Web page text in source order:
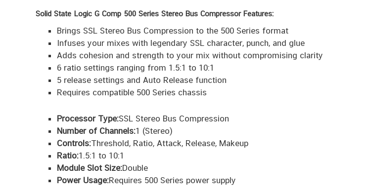
Solid State Logic G Comp 500 Series Stereo Bus Compressor Features:
Brings SSL Stereo Bus Compression to the 500 Series format
Infuses your mixes with legendary SSL character, punch, and glue
Adds cohesion and strength to your mix without compromising clarity
6 ratio settings ranging from 1.5:1 to 10:1
5 release settings and Auto Release function
Requires compatible 500 Series chassis
Processor Type:SSL Stereo Bus Compression
Number of Channels:1 (Stereo)
Controls:Threshold, Ratio, Attack, Release, Makeup
Ratio:1.5:1 to 10:1
Module Slot Size:Double
Power Usage:Requires 500 Series power supply